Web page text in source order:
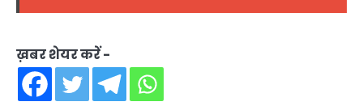
ख़बर शेयर करें -